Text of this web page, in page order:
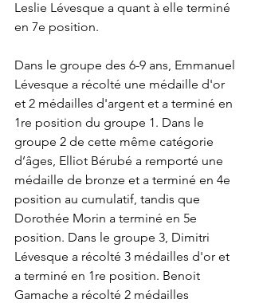
Leslie Lévesque a quant à elle terminé
en 7e position.
Dans le groupe des 6-9 ans, Emmanuel
Lévesque a récolté une médaille d'or
et 2 médailles d'argent et a terminé en
1re position du groupe 1. Dans le
groupe 2 de cette même catégorie
d’âges, Elliot Bérubé a remporté une
médaille de bronze et a terminé en 4e
position au cumulatif, tandis que
Dorothée Morin a terminé en 5e
position. Dans le groupe 3, Dimitri
Lévesque a récolté 3 médailles d'or et
a terminé en 1re position. Benoit
Gamache a récolté 2 médailles